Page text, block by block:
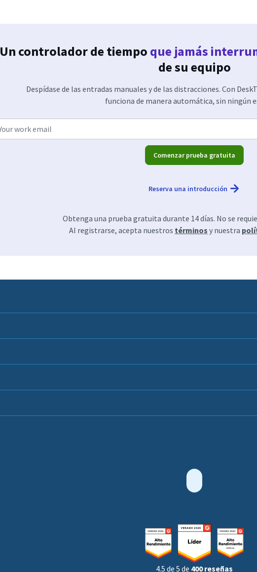
Un controlador de tiempo que jamás
de su equipo
Despídase de las entradas manuales y de las distracciones. Con
funciona de manera automática, sin ningún
Comenzar prueba gratuita
Reserva una introducción
Obtenga una prueba gratuita durante 14 días. No se
Al registrarse, acepta nuestros términos y nuestra
4.5 de 5 de 400 reseñas